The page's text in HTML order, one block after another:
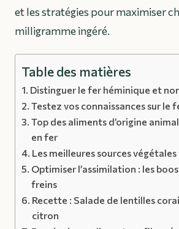
et les stratégies pour maximiser
milligramme ingéré.
Table des matières
Distinguer le fer héminique et
Testez vos connaissances sur le
Top des aliments d’origine
en fer
Les meilleures sources végétales
Optimiser l’assimilation : les
freins
Recette : Salade de lentilles
citron